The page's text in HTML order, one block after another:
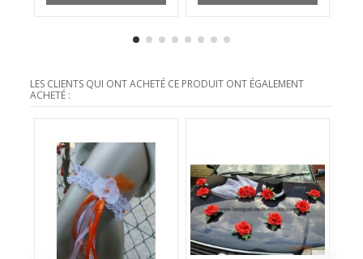
LES CLIENTS QUI ONT ACHETÉ CE PRODUIT ONT ÉGALEMENT
ACHETÉ :